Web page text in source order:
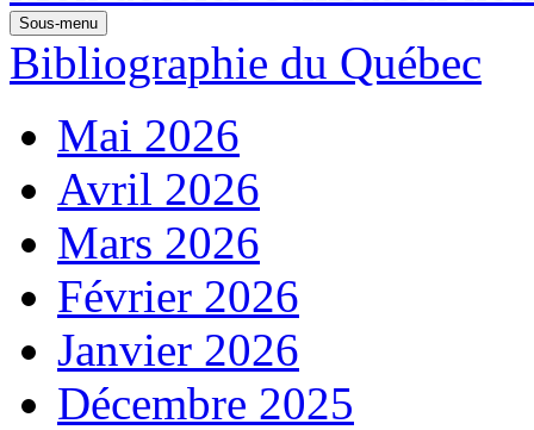
Sous-menu
Bibliographie du Québec
Mai 2026
Avril 2026
Mars 2026
Février 2026
Janvier 2026
Décembre 2025